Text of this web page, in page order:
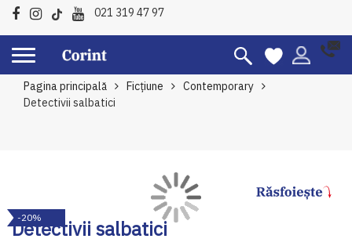
021 319 47 97
Pagina principală Ficțiune
Contemporary
Detectivii salbatici
Detectivii salbatici
to
the
-20%